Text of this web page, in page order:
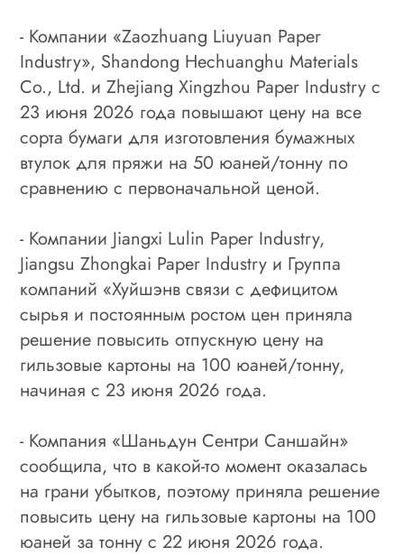
- Компании «Zaozhuang Liuyuan Paper
Industry», Shandong Hechuanghu Materials
Co., Ltd. и Zhejiang Xingzhou Paper Industry с
23 июня 2026 года повышают цену на все
сорта бумаги для изготовления бумажных
втулок для пряжи на 50 юаней/тонну по
сравнению с первоначальной ценой.
- Компании Jiangxi Lulin Paper Industry,
Jiangsu Zhongkai Paper Industry и Группа
компаний «Хуйшэнв связи с дефицитом
сырья и постоянным ростом цен приняла
решение повысить отпускную цену на
гильзовые картоны на 100 юаней/тонну,
начиная с 23 июня 2026 года.
- Компания «Шаньдун Сентри Саншайн»
сообщила, что в какой-то момент оказалась
на грани убытков, поэтому приняла решение
повысить цену на гильзовые картоны на 100
юаней за тонну с 22 июня 2026 года.